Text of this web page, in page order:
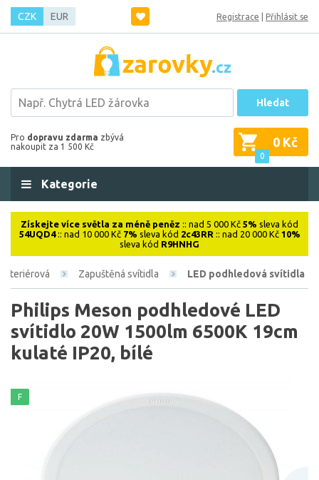
CZK EUR Registrace Přihlásit se
Hledat
Pro dopravu zdarma zbývá
nakoupit za 1 500 Kč
0
0 Kč
Kategorie
Získejte více světla za méně peněz :: nad 5 000 Kč 5% sleva kód
54UQD4:: nad 10 000 Kč 7% sleva kód 2c43RR :: nad 20 000 Kč 10%
sleva kód R9HNHG
Interiérová Zapuštěná svítidla LED podhledová svítidla
Philips Meson podhledové LED
svítidlo 20W 1500lm 6500K 19cm
kulaté IP20, bílé
F